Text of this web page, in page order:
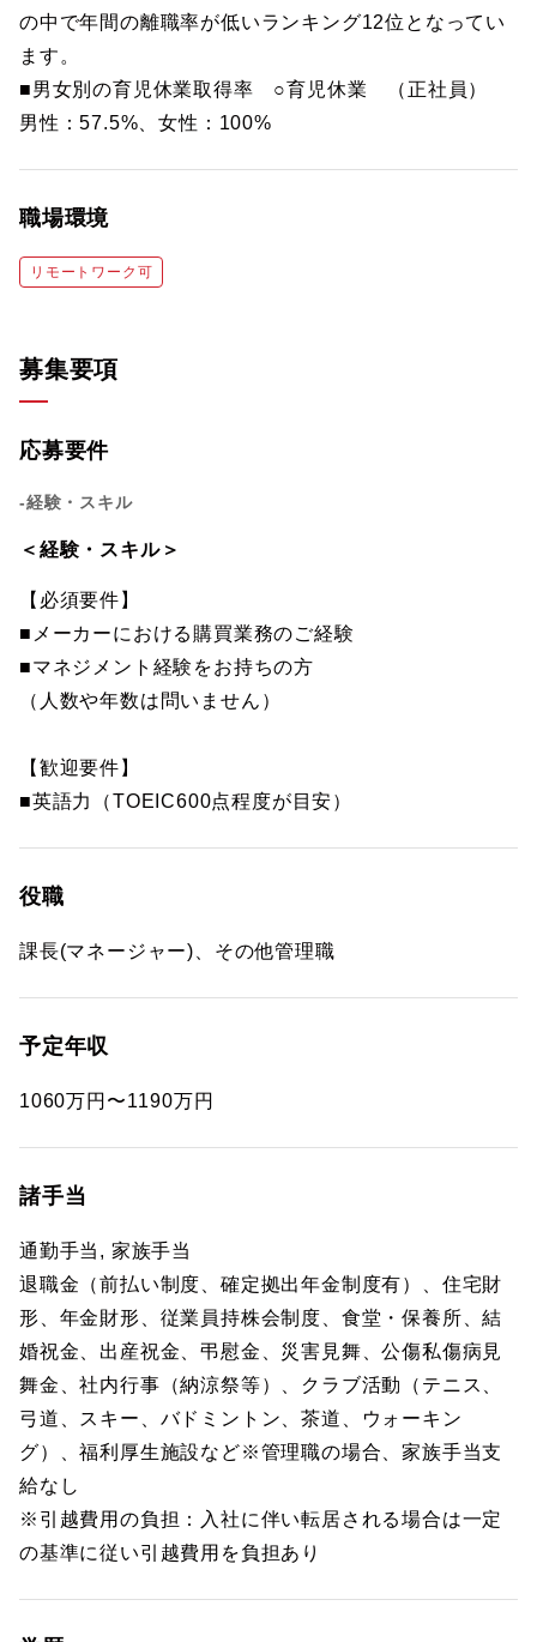
の中で年間の離職率が低いランキング12位となってい
ます。
■男女別の育児休業取得率 ○育児休業 （正社員）
男性：57.5%、女性：100%
職場環境
リモートワーク可
募集要項
応募要件
-経験・スキル
＜経験・スキル＞
【必須要件】
■メーカーにおける購買業務のご経験
■マネジメント経験をお持ちの方
（人数や年数は問いません）
【歓迎要件】
■英語力（TOEIC600点程度が目安）
役職
課長(マネージャー)、その他管理職
予定年収
1060万円〜1190万円
諸手当
通勤手当, 家族手当
退職金（前払い制度、確定拠出年金制度有）、住宅財
形、年金財形、従業員持株会制度、食堂・保養所、結
婚祝金、出産祝金、弔慰金、災害見舞、公傷私傷病見
舞金、社内行事（納涼祭等）、クラブ活動（テニス、
弓道、スキー、バドミントン、茶道、ウォーキン
グ）、福利厚生施設など※管理職の場合、家族手当支
給なし
※引越費用の負担：入社に伴い転居される場合は一定
の基準に従い引越費用を負担あり